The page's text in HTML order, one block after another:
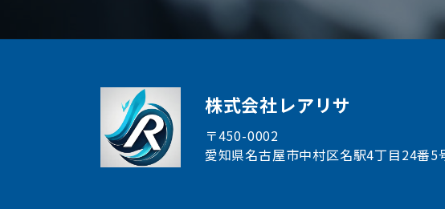
株式会社レアリサ
〒450-0002
愛知県名古屋市中村区名駅4丁目24番5